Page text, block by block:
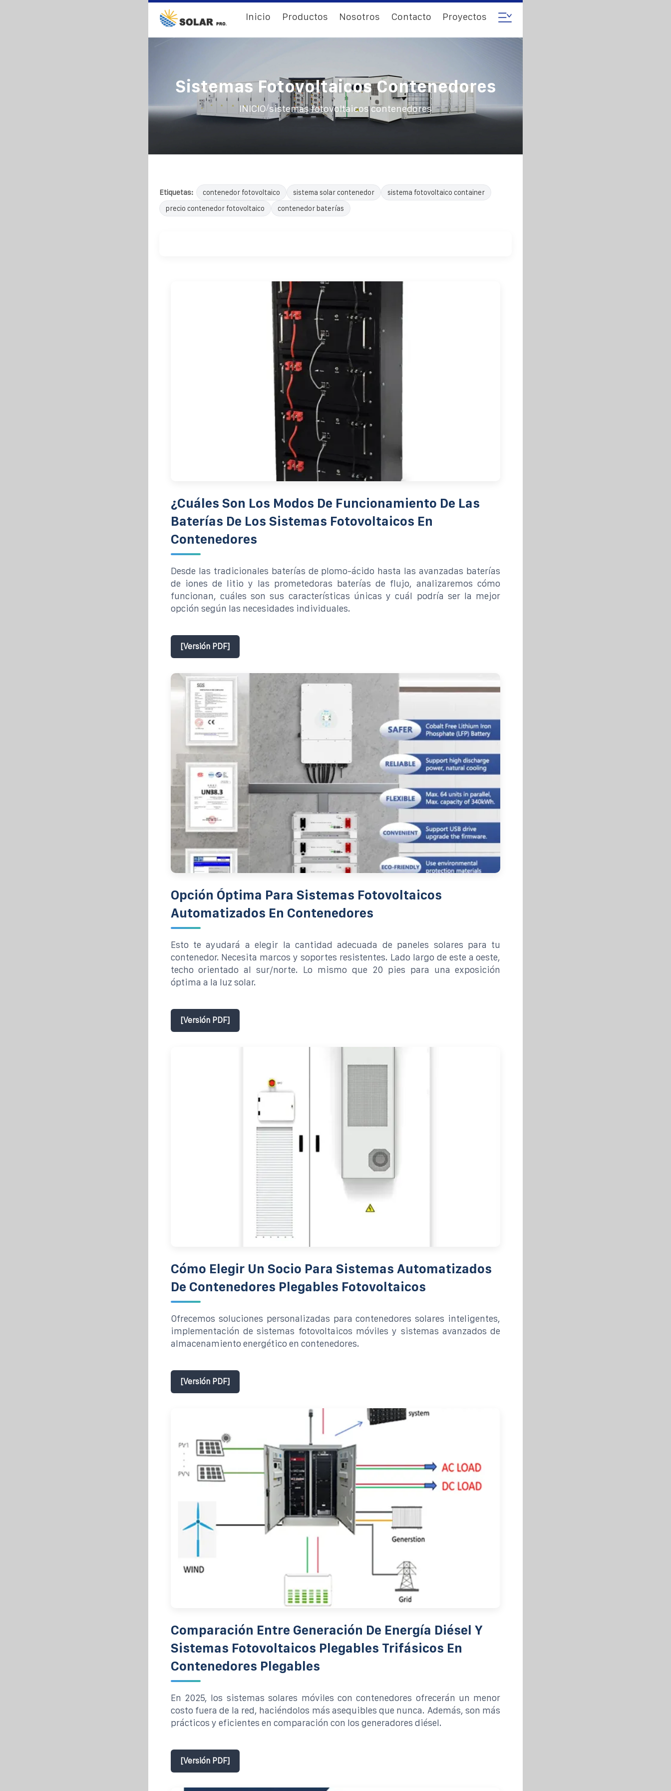
Inicio Productos Nosotros Contacto Proyectos
Sistemas Fotovoltaicos Contenedores
INICIO/sistemas fotovoltaicos contenedores
Etiquetas: contenedor fotovoltaico sistema solar contenedor
sistema fotovoltaico container
precio contenedor fotovoltaico
contenedor baterías
¿Cuáles Son Los Modos De Funcionamiento De Las
Baterías De Los Sistemas Fotovoltaicos En
Contenedores
Desde las tradicionales baterías de plomo-ácido hasta las avanzadas baterías
de iones de litio y las prometedoras baterías de flujo, analizaremos cómo
funcionan, cuáles son sus características únicas y cuál podría ser la mejor
opción según las necesidades individuales.
[Versión PDF]
Opción Óptima Para Sistemas Fotovoltaicos
Automatizados En Contenedores
Esto te ayudará a elegir la cantidad adecuada de paneles solares para tu
contenedor. Necesita marcos y soportes resistentes. Lado largo de este a oeste,
techo orientado al sur/norte. Lo mismo que 20 pies para una exposición
óptima a la luz solar.
[Versión PDF]
Cómo Elegir Un Socio Para Sistemas Automatizados
De Contenedores Plegables Fotovoltaicos
Ofrecemos soluciones personalizadas para contenedores solares inteligentes,
implementación de sistemas fotovoltaicos móviles y sistemas avanzados de
almacenamiento energético en contenedores.
[Versión PDF]
Comparación Entre Generación De Energía Diésel Y
Sistemas Fotovoltaicos Plegables Trifásicos En
Contenedores Plegables
En 2025, los sistemas solares móviles con contenedores ofrecerán un menor
costo fuera de la red, haciéndolos más asequibles que nunca. Además, son más
prácticos y eficientes en comparación con los generadores diésel.
[Versión PDF]